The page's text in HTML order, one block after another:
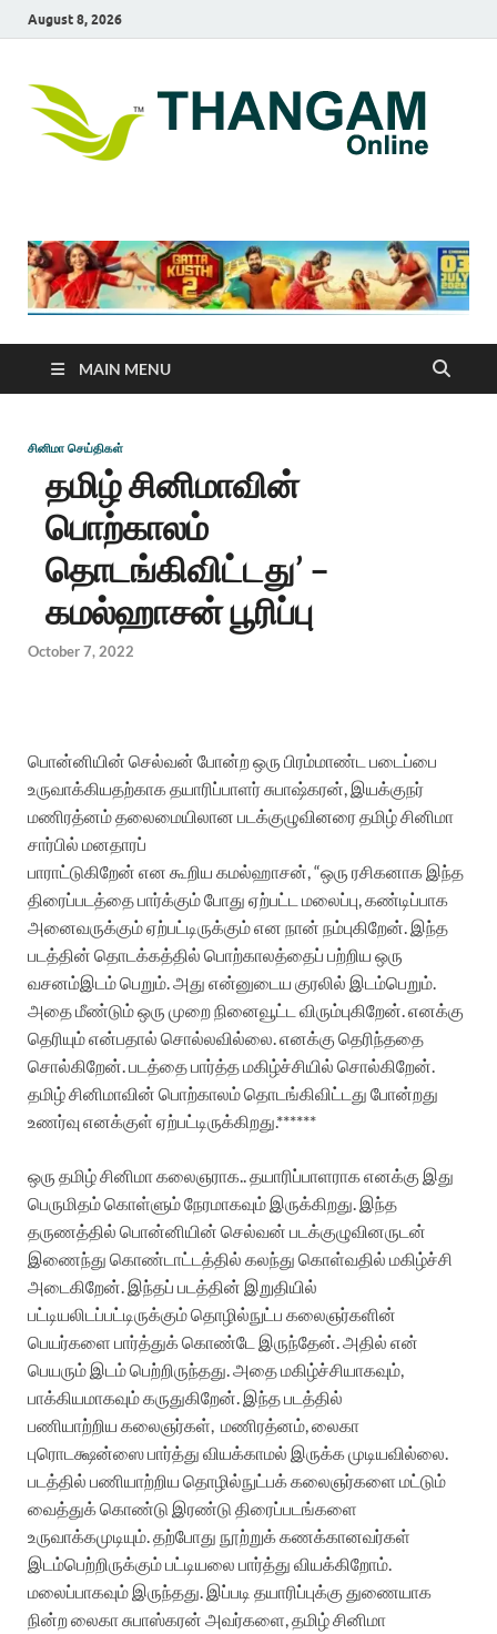
August 8, 2026
MAIN MENU
சினிமா செய்திகள்
தமிழ் சினிமாவின்
பொற்காலம்
தொடங்கிவிட்டது’ –
கமல்ஹாசன் பூரிப்பு
October 7, 2022
பொன்னியின் செல்வன் போன்றஒரு பிரம்மாண்ட படைப்பை
உருவாக்கியதற்காகதயாரிப்பாளர்சுபாஷ்கரன் இயக்குநர்
மணிரத்னம்தலைமையிலான படக்குழுவினரைதமிழ்சினிமா
சார்பில் மனதாரப்
பாராட்டுகிறேன் என கூறிய கமல்ஹாசன், “ஒரு ரசிகனாக இந்த
திரைப்படத்தைபார்க்கும்போது ஏற்பட்ட மலைப்பு கண்டிப்பாக
அனைவருக்கும்ஏற்பட்டிருக்கும்என நான் நம்புகிறேன் இந்த
படத்தின் தொடக்கத்தில் பொற்காலத்தைப் பற்றிய ஒரு
வசனம்இடம்பெறும். அது என்னுடைய குரலில் இடம்பெறும்
அதைமீண்டும்ஒரு முறைநினைவூட்ட விரும்புகிறேன் எனக்கு
தெரியும்என்பதால் சொல்லவில்லை எனக்கு தெரிந்ததை
சொல்கிறேன் படத்தைபார்த்தமகிழ்ச்சியில் சொல்கிறேன்
தமிழ்சினிமாவின் பொற்காலம்தொடங்கிவிட்டது போன்றது
உணர்வு எனக்குள் ஏற்பட்டிருக்கிறது.******
ஒரு தமிழ்சினிமாகலைஞராக தயாரிப்பாளராகஎனக்கு இது
பெருமிதம்கொள்ளும்நேரமாகவும் இருக்கிறது இந்த
தருணத்தில் பொன்னியின் செல்வன் படக்குழுவினருடன்
இணைந்து கொண்டாட்டத்தில் கலந்து கொள்வதில் மகிழ்ச்சி
அடைகிறேன் இந்தப் படத்தின் இறுதியில்
பட்டியலிடப்பட்டிருக்கும்தொழில்நுட்ப கலைஞர்களின்
பெயர்களை பார்த்துக்கொண்டே இருந்தேன் அதில் என்
பெயரும் இடம்பெற்றிருந்தது அதைமகிழ்ச்சியாகவும்
பாக்கியமாகவும்கருதுகிறேன் இந்தபடத்தில்
பணியாற்றிய கலைஞர்கள் மணிரத்னம் லைகா
புரொடக்ஷன்ஸைபார்த்து வியக்காமல் இருக்கமுடியவில்லை
படத்தில் பணியாற்றிய தொழில்நுட்பக்கலைஞர்களை மட்டும்
வைத்துக்கொண்டு இரண்டு திரைப்படங்களை
உருவாக்கமுடியும் தற்போது நூற்றுக்கணக்கானவர்கள்
இடம்பெற்றிருக்கும்பட்டியலை பார்த்து வியக்கிறோம்
மலைப்பாகவும் இருந்தது இப்படி தயாரிப்புக்கு துணையாக
நின்றலைகாசுபாஸ்கரன் அவர்களை தமிழ்சினிமா